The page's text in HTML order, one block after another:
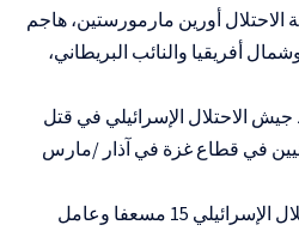
الاحتلال أورين مارمورستين، هاجم
أفريقيا والنائب البريطاني،
الاحتلال الإسرائيلي في قتل
في قطاع غزة في آذار /مارس
وفي 23 آذار، قتل جيش الاحتلال الإسرائيلي 15 مسعفا وعامل